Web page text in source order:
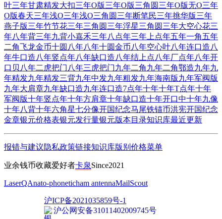
叶三年甘肃精发大扣三年O版三年O版三角圆 三年O版无O三年
O版春天三年浅O三年浅O三角圆 三年断笔民三年挑华版三年
燕子版三年竹节花三年三角圆 三年浮星三角圆 三年大空心花三
年八年背三年九背小嘉禾三年八点年三年上点年五年一角五年
二角飞龙金币十圆 八年八年十圆金币八年空心叶八年连口造八
年牛口造八年竖点年八年缺口造八年结上点八年厂点年八年开
口贝 八年二虎把门 八年三虎把门九年二角九年二角鄂造九年九
年精发九年精发三背九年中发九年粗发九年海南版九年军阀版
九年大肩章九年缺口造九年连口造7点年十年十年T点年十年
军阀版十年竖点年十年方肩章十年缺口造十年开口中十年九像
十年八背十年六角星七分像开国纪念马尾铁锚币洪宪开国纪念
金章银元价格表银元发行量银元版本目录知识库最近更新
报错与建议隐私政策链接知识库版别 价格菜单
业余钱币收藏爱好者卡泉Since2021
LaserQAnato-phoneticham antennaMailScout
沪ICP备2021035859号-1
沪公网安备31011402009745号